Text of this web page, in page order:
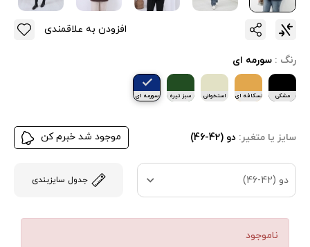
رنگ : سورمه ای
مشکی نسکافه ای استخوانی سبز تیره سورمه ای
سایز یا متغیر: دو (42-46) موجود شد خبرم کن
دو (42-46) جدول سایزبندی
ناموجود
افزودن به علاقمندی